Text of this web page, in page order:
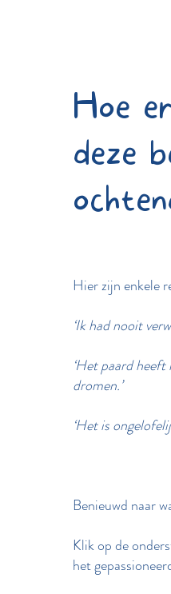
Hoe
deze
Hier zijn enkele
‘Ik had nooit
‘Het paard
dromen.’
‘Het is
Benieuwd naar
Klik op de
het